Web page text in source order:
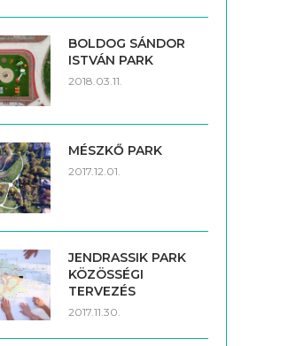
BOLDOG SÁNDOR
ISTVÁN PARK
2018.03.11.
MÉSZKŐ PARK
2017.12.01.
JENDRASSIK PARK
KÖZÖSSÉGI
TERVEZÉS
2017.11.30.